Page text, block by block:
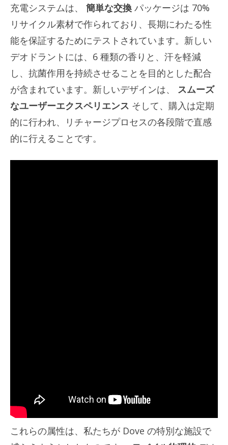
充電システムは、 簡単な交換 パッケージは 70%
リサイクル素材で作られており、長期にわたる性
能を保証するためにテストされています。新しい
デオドラントには、6 種類の香りと、汗を軽減
し、抗菌作用を持続させることを目的とした配合
が含まれています。新しいデザインは、 スムーズ
なユーザーエクスペリエンス そして、購入は定期
的に行われ、リチャージプロセスの各段階で直感
的に行えることです。
これらの属性は、私たちが Dove の特別な施設で